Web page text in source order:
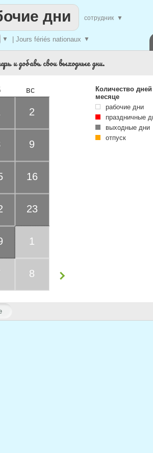
▼ | Jours fériés nationaux ▼
дни сотрудник ▼
и добавь свои выходные дни.
вс
2
9
16
23
1
8
Количество
месяце
рабочие дни
праздничные
выходные дни
отпуск